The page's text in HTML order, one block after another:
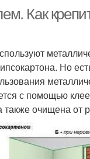
Как
Но
с помощью
очищена от